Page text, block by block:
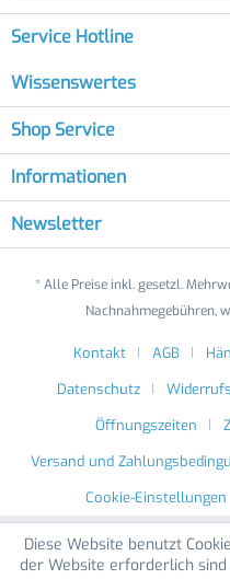
Service Hotline
Wissenswertes
Shop Service
Informationen
Newsletter
* Alle Preise inkl. gesetzl.
Nachnahmegebühren,
Kontakt AGB
Datenschutz
Öffnungszeiten
Versand und
Cookie-Einstellungen
Diese Website benutzt
der Website erforderlich